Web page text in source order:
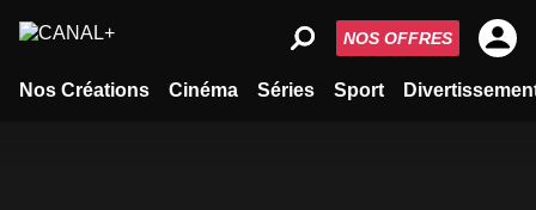
Nos Créations Cinéma Séries Sport
NOS OFFRES